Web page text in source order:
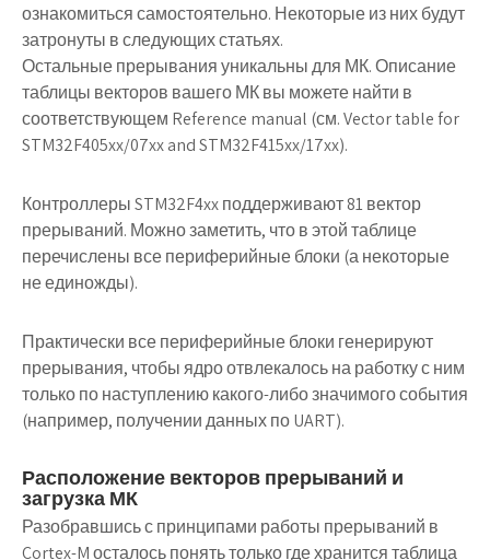
ознакомиться самостоятельно. Некоторые из них будут
затронуты в следующих статьях.
Остальные прерывания уникальны для МК. Описание
таблицы векторов вашего МК вы можете найти в
соответствующем Reference manual (см. Vector table for
STM32F405xx/07xx and STM32F415xx/17xx).
Контроллеры STM32F4xx поддерживают 81 вектор
прерываний. Можно заметить, что в этой таблице
перечислены все периферийные блоки (а некоторые
не единожды).
Практически все периферийные блоки генерируют
прерывания, чтобы ядро отвлекалось на работку с ним
только по наступлению какого-либо значимого события
(например, получении данных по UART).
Расположение векторов прерываний и
загрузка МК
Разобравшись с принципами работы прерываний в
Cortex-M осталось понять только где хранится таблица